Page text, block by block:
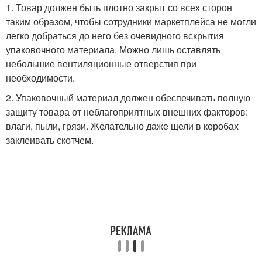
1. Товар должен быть плотно закрыт со всех сторон
таким образом, чтобы сотрудники маркетплейса не могли
легко добраться до него без очевидного вскрытия
упаковочного материала. Можно лишь оставлять
небольшие вентиляционные отверстия при
необходимости.
2. Упаковочный материал должен обеспечивать полную
защиту товара от неблагоприятных внешних факторов:
влаги, пыли, грязи. Желательно даже щели в коробах
заклеивать скотчем.